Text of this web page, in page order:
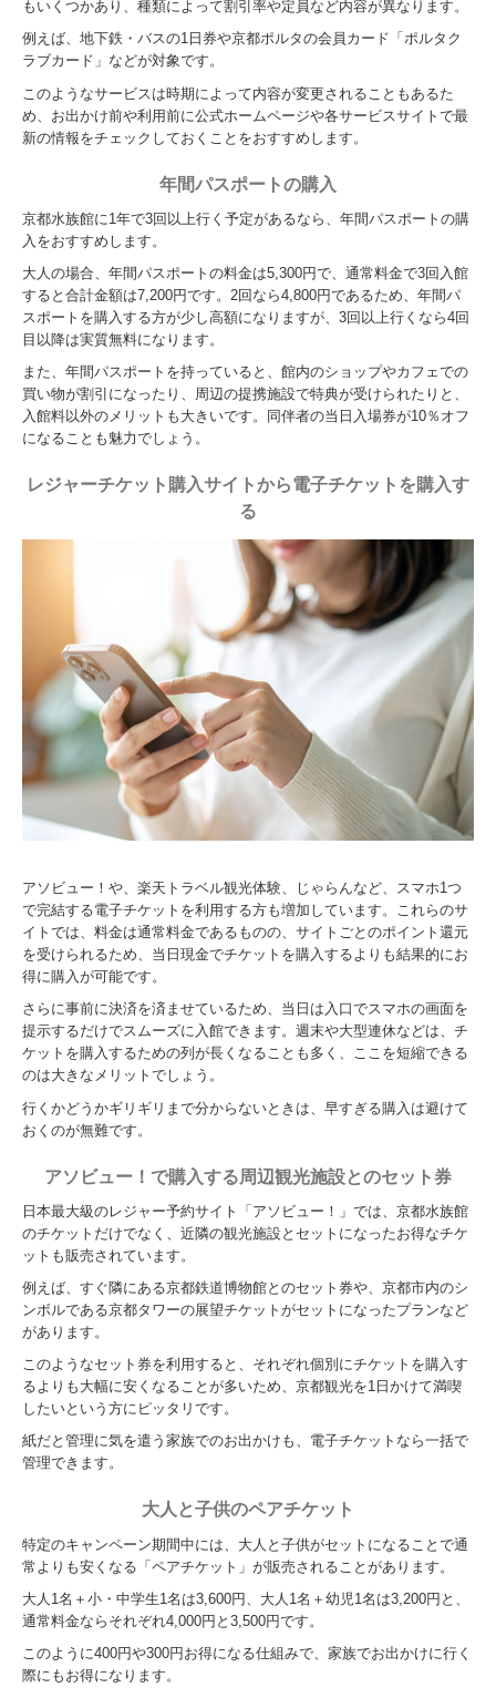
もいくつかあり、種類によって割引率や定員など内容が異なります。
例えば、地下鉄・バスの1日券や京都ポルタの会員カード「ポルタク
ラブカード」などが対象です。
このようなサービスは時期によって内容が変更されることもあるた
め、お出かけ前や利用前に公式ホームページや各サービスサイトで最
新の情報をチェックしておくことをおすすめします。
年間パスポートの購入
京都水族館に1年で3回以上行く予定があるなら、年間パスポートの購
入をおすすめします。
大人の場合、年間パスポートの料金は5,300円で、通常料金で3回入館
すると合計金額は7,200円です。2回なら4,800円であるため、年間パ
スポートを購入する方が少し高額になりますが、3回以上行くなら4回
目以降は実質無料になります。
また、年間パスポートを持っていると、館内のショップやカフェでの
買い物が割引になったり、周辺の提携施設で特典が受けられたりと、
入館料以外のメリットも大きいです。同伴者の当日入場券が10％オフ
になることも魅力でしょう。
レジャーチケット購入サイトから電子チケットを購入す
る
アソビュー！や、楽天トラベル観光体験、じゃらんなど、スマホ1つ
で完結する電子チケットを利用する方も増加しています。これらのサ
イトでは、料金は通常料金であるものの、サイトごとのポイント還元
を受けられるため、当日現金でチケットを購入するよりも結果的にお
得に購入が可能です。
さらに事前に決済を済ませているため、当日は入口でスマホの画面を
提示するだけでスムーズに入館できます。週末や大型連休などは、チ
ケットを購入するための列が長くなることも多く、ここを短縮できる
のは大きなメリットでしょう。
行くかどうかギリギリまで分からないときは、早すぎる購入は避けて
おくのが無難です。
アソビュー！で購入する周辺観光施設とのセット券
日本最大級のレジャー予約サイト「アソビュー！」では、京都水族館
のチケットだけでなく、近隣の観光施設とセットになったお得なチケ
ットも販売されています。
例えば、すぐ隣にある京都鉄道博物館とのセット券や、京都市内のシ
ンボルである京都タワーの展望チケットがセットになったプランなど
があります。
このようなセット券を利用すると、それぞれ個別にチケットを購入す
るよりも大幅に安くなることが多いため、京都観光を1日かけて満喫
したいという方にピッタリです。
紙だと管理に気を遣う家族でのお出かけも、電子チケットなら一括で
管理できます。
大人と子供のペアチケット
特定のキャンペーン期間中には、大人と子供がセットになることで通
常よりも安くなる「ペアチケット」が販売されることがあります。
大人1名＋小・中学生1名は3,600円、大人1名＋幼児1名は3,200円と、
通常料金ならそれぞれ4,000円と3,500円です。
このように400円や300円お得になる仕組みで、家族でお出かけに行く
際にもお得になります。